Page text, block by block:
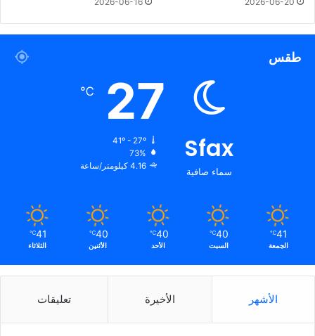
طقس
Sfax
سماء صافية
27
℃
41º - 27º
73%
4.16 كيلومتر/ساعة
41
℃
الجمعة
40
℃
السبت
40
℃
الأحد
40
℃
الأثنين
41
℃
الثلاثاء
الأشهر الأخيرة تعليقات